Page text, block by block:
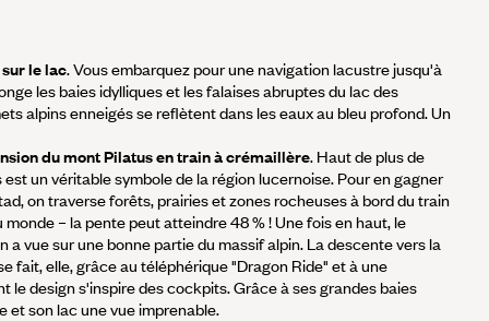
le lac. Vous embarquez pour une navigation lacustre jusqu'à
les baies idylliques et les falaises abruptes du lac des
alpins enneigés se reflètent dans les eaux au bleu profond. Un
du mont Pilatus en train à crémaillère. Haut de plus de
un véritable symbole de la région lucernoise. Pour en gagner
on traverse forêts, prairies et zones rocheuses à bord du train
– la pente peut atteindre 48 % ! Une fois en haut, le
a vue sur une bonne partie du massif alpin. La descente vers la
fait, elle, grâce au téléphérique "Dragon Ride" et à une
le design s'inspire des cockpits. Grâce à ses grandes baies
et son lac une vue imprenable.